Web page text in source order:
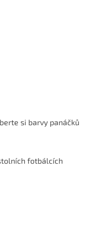
si barvy panáčků
fotbálcích